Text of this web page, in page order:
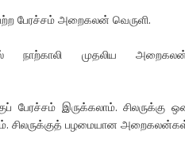
பேரச்சம் அறைகலன் வெருளி.
நாற்காலி முதலிய
பேரச்சம் இருக்கலாம். சிலருக்கு
பழமையான அறைகலன்கள்